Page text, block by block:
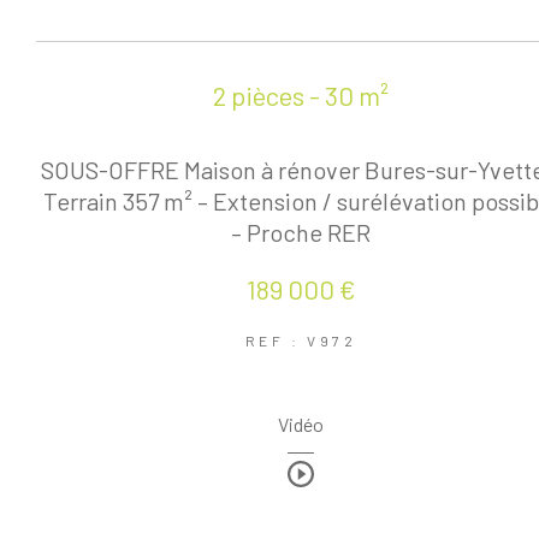
2 pièces - 30 m²
SOUS-OFFRE Maison à rénover Bures-sur-
Terrain 357 m² – Extension / surélévation
– Proche RER
189 000 €
REF : V972
Vidéo